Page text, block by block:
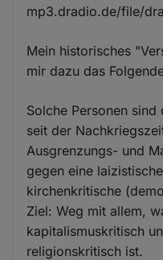
mp3.dradio.de/file/
Mein historisches
mir dazu das
Solche Personen
seit der
Ausgrenzungs- und
gegen eine
kirchenkritische
Ziel: Weg mit allem,
kapitalismuskritisch
religionskritisch ist.